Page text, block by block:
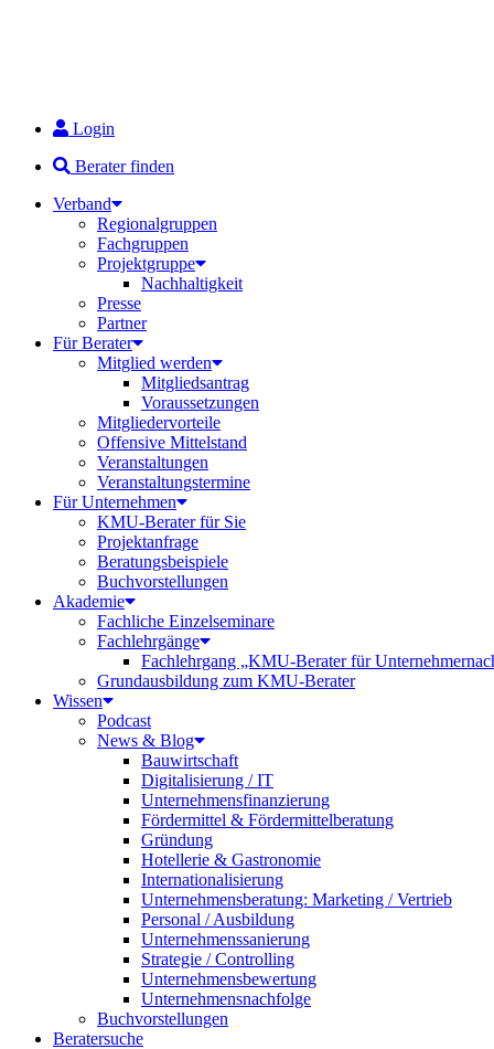
Login
Berater finden
Verband
Regionalgruppen
Fachgruppen
Projektgruppe
Nachhaltigkeit
Presse
Partner
Für Berater
Mitglied werden
Mitgliedsantrag
Voraussetzungen
Mitgliedervorteile
Offensive Mittelstand
Veranstaltungen
Veranstaltungstermine
Für Unternehmen
KMU-Berater für Sie
Projektanfrage
Beratungsbeispiele
Buchvorstellungen
Akademie
Fachliche Einzelseminare
Fachlehrgänge
Fachlehrgang „KMU-Berater für
Grundausbildung zum KMU-Berater
Wissen
Podcast
News & Blog
Bauwirtschaft
Digitalisierung / IT
Unternehmensfinanzierung
Fördermittel & Fördermittelberatung
Gründung
Hotellerie & Gastronomie
Internationalisierung
Unternehmensberatung: Marketing / Vertrieb
Personal / Ausbildung
Unternehmenssanierung
Strategie / Controlling
Unternehmensbewertung
Unternehmensnachfolge
Buchvorstellungen
Beratersuche